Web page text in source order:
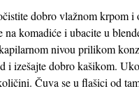
dobro vlažnom krpom
komadiće i ubacite u
nivou prilikom
i izešajte dobro kašikom.
Čuva se u flašici od